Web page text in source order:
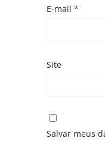
E-mail *
Site
Salvar meus